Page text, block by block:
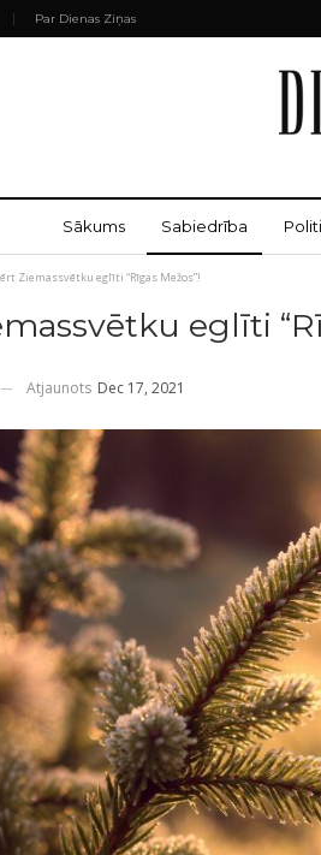
Par Dienas Ziņas
Sākums Sabiedrība
Ziemassvētku eglīti “Rīgas Mežos”!
eglīti
Atjaunots Dec 17, 2021